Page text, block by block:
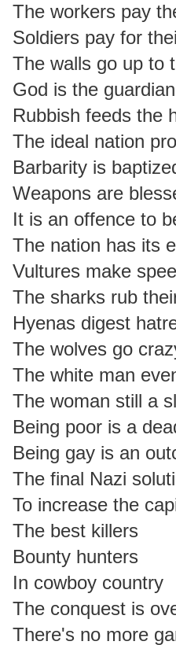
The workers pay
Soldiers pay for
The walls go up to
God is the
Rubbish feeds the
The ideal nation
Barbarity is
Weapons are
It is an offence to
The nation has its
Vultures make
The sharks rub
Hyenas digest
The wolves go
The white man
The woman still a
Being poor is a
Being gay is an
The final Nazi
To increase the
The best killers
Bounty hunters
In cowboy country
The conquest is
There's no more